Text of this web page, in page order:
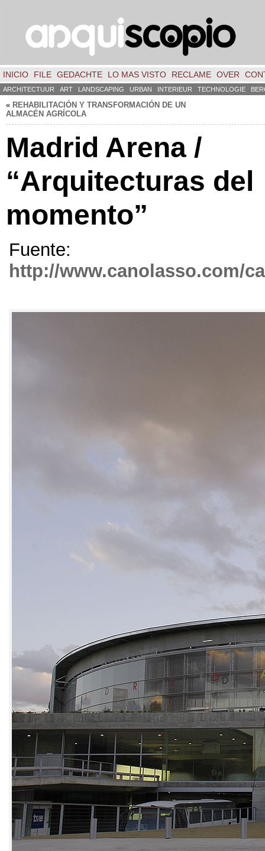
INICIO FILE GEDACHTE LO MAS VISTO RECLAME OVER
ARCHITECTUUR ART LANDSCAPING URBAN INTERIEUR TECHNOLOGIE
« REHABILITACIÓN Y TRANSFORMACIÓN DE UN
ALMACÉN AGRÍCOLA
Madrid Arena /
“Arquitecturas del
momento”
Fuente:
http://www.canolasso.com/